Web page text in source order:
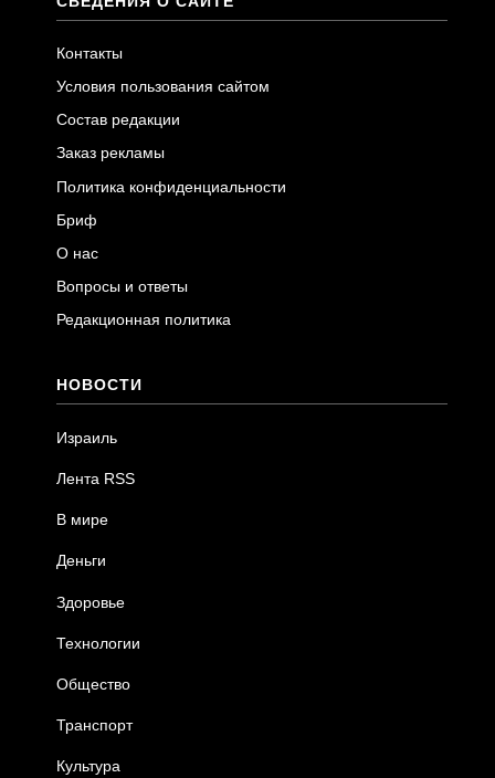
Контакты
Условия пользования сайтом
Состав редакции
Заказ рекламы
Политика конфиденциальности
Бриф
О нас
Вопросы и ответы
Редакционная политика
НОВОСТИ
Израиль
Лента RSS
В мире
Деньги
Здоровье
Технологии
Общество
Транспорт
Культура